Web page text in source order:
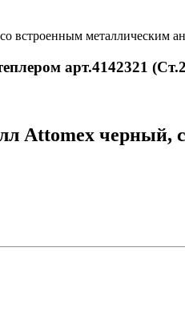
металлическим
арт.4142321
Attomex черный,